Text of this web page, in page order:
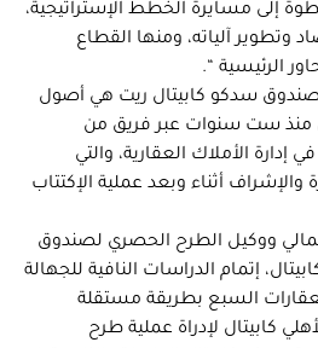
إلى مسايرة الخطط الإستراتيجية،
وتطوير آلياته، ومنها القطاع
الرئيسية “.
سدكو كابيتال ريت هي أصول
منذ ست سنوات عبر فريق من
الأملاك العقارية، والتي
أثناء وبعد عملية الإكتتاب
ووكيل الطرح الحصري لصندوق
إتمام الدراسات النافية للجهالة
العقارات السبع بطريقة مستقلة
كابيتال لإدراة عملية طرح